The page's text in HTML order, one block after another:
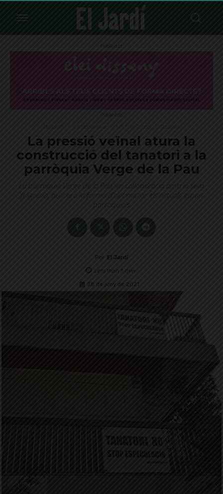
Publicitat
Publicitat
La pressió veïnal atura la
construcció del tanatori a la
parròquia Verge de la Pau
La parròquia Verge de la Pau, en col·laboració amb la seva
feligresia, buscarà la forma d'optimitzar els actuals espais
parroquials
Per El Jardí
Less than 1 min.
28 de juny de 2021